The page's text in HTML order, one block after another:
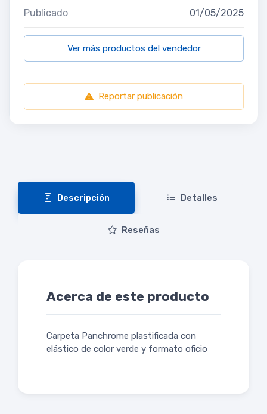
Publicado 01/05/2025
Ver más productos del vendedor
Reportar publicación
Descripción Detalles
Reseñas
Acerca de este producto
Carpeta Panchrome plastificada con
elástico de color verde y formato oficio